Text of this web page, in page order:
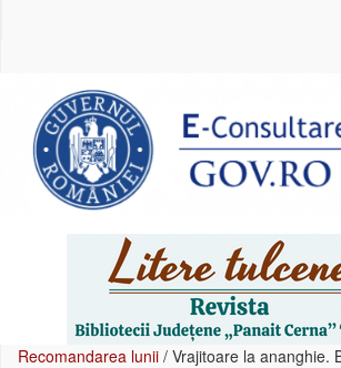
Recomandarea lunii / Vrajitoare la ananghie.